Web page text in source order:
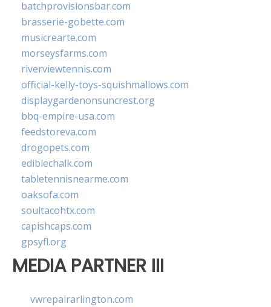
batchprovisionsbar.com
brasserie-gobette.com
musicrearte.com
morseysfarms.com
riverviewtennis.com
official-kelly-toys-squishmallows.com
displaygardenonsuncrest.org
bbq-empire-usa.com
feedstoreva.com
drogopets.com
ediblechalk.com
tabletennisnearme.com
oaksofa.com
soultacohtx.com
capishcaps.com
gpsyfl.org
MEDIA PARTNER III
vwrepairarlington.com